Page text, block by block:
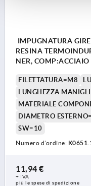
IMPUGNATURA
RESINA
NER,
FILETTATURA=M8
LUNGHEZZA
MATERIALE
DIAMETRO
SW=10
Numero d’ordine:
11,94 €
+ IVA
più le spese di spedizione